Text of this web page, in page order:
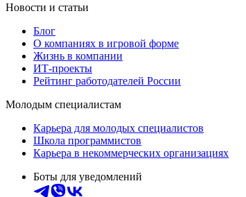
Новости и статьи
Блог
О компаниях в игровой форме
Жизнь в компании
ИТ-проекты
Рейтинг работодателей России
Молодым специалистам
Карьера для молодых специалистов
Школа программистов
Карьера в некоммерческих организациях
Боты для уведомлений